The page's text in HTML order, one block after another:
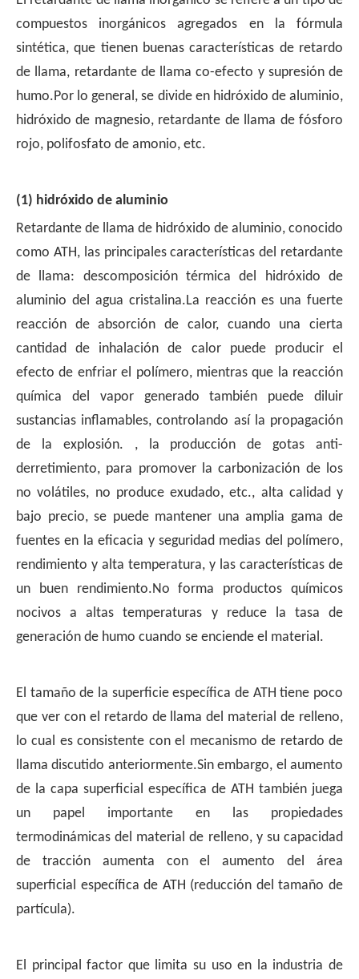
compuestos inorgánicos agregados en la fórmula
sintética, que tienen buenas características de retardo
de llama, retardante de llama co-efecto y supresión de
humo.Por lo general, se divide en hidróxido de aluminio,
hidróxido de magnesio, retardante de llama de fósforo
rojo, polifosfato de amonio, etc.
(1) hidróxido de aluminio
Retardante de llama de hidróxido de aluminio, conocido
como ATH, las principales características del retardante
de llama: descomposición térmica del hidróxido de
aluminio del agua cristalina.La reacción es una fuerte
reacción de absorción de calor, cuando una cierta
cantidad de inhalación de calor puede producir el
efecto de enfriar el polímero, mientras que la reacción
química del vapor generado también puede diluir
sustancias inflamables, controlando así la propagación
de la explosión. , la producción de gotas anti-
derretimiento, para promover la carbonización de los
no volátiles, no produce exudado, etc., alta calidad y
bajo precio, se puede mantener una amplia gama de
fuentes en la eficacia y seguridad medias del polímero,
rendimiento y alta temperatura, y las características de
un buen rendimiento.No forma productos químicos
nocivos a altas temperaturas y reduce la tasa de
generación de humo cuando se enciende el material.
El tamaño de la superficie específica de ATH tiene poco
que ver con el retardo de llama del material de relleno,
lo cual es consistente con el mecanismo de retardo de
llama discutido anteriormente.Sin embargo, el aumento
de la capa superficial específica de ATH también juega
un papel importante en las propiedades
termodinámicas del material de relleno, y su capacidad
de tracción aumenta con el aumento del área
superficial específica de ATH (reducción del tamaño de
partícula).
El principal factor que limita su uso en la industria de